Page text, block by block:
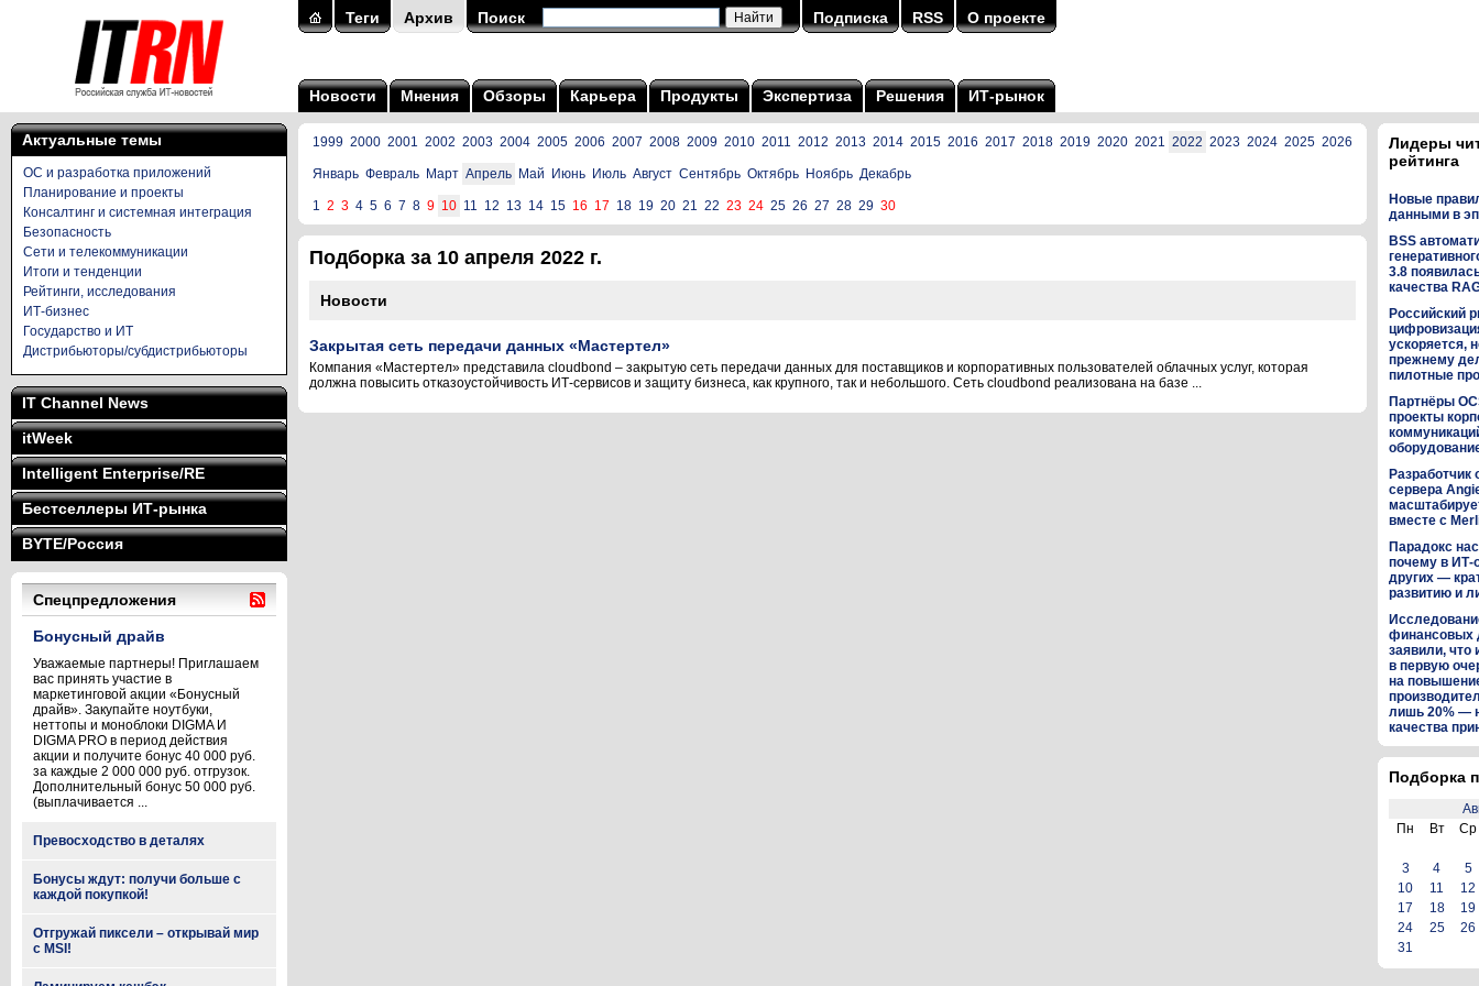
Теги Архив Поиск Подписка RSS О проекте
Новости Мнения Обзоры Карьера Продукты Экспертиза Решения ИТ-рынок
Актуальные темы
ОС и разработка приложений
Планирование и проекты
Консалтинг и системная интеграция
Безопасность
Сети и телекоммуникации
Итоги и тенденции
Рейтинги, исследования
ИТ-бизнес
Государство и ИТ
Дистрибьюторы/субдистрибьюторы
IT Channel News
itWeek
Intelligent Enterprise/RE
Бестселлеры ИТ-рынка
BYTE/Россия
Спецпредложения
Бонусный драйв
Уважаемые партнеры! Приглашаем
вас принять участие в
маркетинговой акции «Бонусный
драйв». Закупайте ноутбуки,
неттопы и моноблоки DIGMA И
DIGMA PRO в период действия
акции и получите бонус 40 000 руб.
за каждые 2 000 000 руб. отгрузок.
Дополнительный бонус 50 000 руб.
(выплачивается ...
Превосходство в деталях
Бонусы ждут: получи больше с
каждой покупкой!
Отгружай пиксели – открывай мир
с MSI!
1999 2000 2001 2002 2003 2004 2005 2006 2007 2008 2009 2010 2011 2012 2013 2014 2015 2016 2017 2018 2019 2020 2021 2022 2023 2024 2025 2026
Январь Февраль Март Апрель Май Июнь Июль Август Сентябрь Октябрь Ноябрь Декабрь
1 2 3 4 5 6 7 8 9 10 11 12 13 14 15 16 17 18 19 20 21 22 23 24 25 26 27 28 29 30
Подборка за 10 апреля 2022 г.
Новости
Закрытая сеть передачи данных «Мастертел»
Компания «Мастертел» представила cloudbond – закрытую сеть передачи данных для поставщиков и корпоративных пользователей облачных услуг, которая
должна повысить отказоустойчивость ИТ-сервисов и защиту бизнеса, как крупного, так и небольшого. Сеть cloudbond реализована на базе ...
Лидеры
рейтинга
Новые
данными в
BSS
3.8
качества
Российский
ускоряется,
прежнему
пилотные
Партнёры
проекты
Разработчик
сервера
вместе с
Парадокс
почему в ИТ-
других —
развитию и
финансовых
заявили, что
в первую
на
лишь 20% —
качества
Подборка
Пн
Вт Ср
3 4
5
10
11
12
17
18
19
24
25
26
31